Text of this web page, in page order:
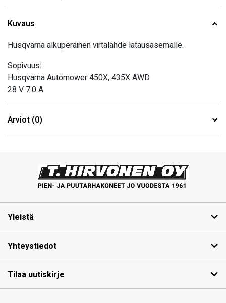
Kuvaus
Husqvarna alkuperäinen virtalähde latausasemalle.
Sopivuus:
Husqvarna Automower 450X, 435X AWD
28 V 7.0 A
Arviot (0)
Yleistä
Yhteystiedot
Tilaa uutiskirje